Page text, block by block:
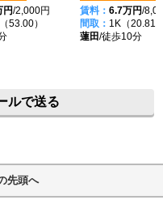
円/2,000円
53.00）
賃料： 6.7万円/
間取： 1K（20.81
蓮田/徒歩10分
ルで送る
先頭へ